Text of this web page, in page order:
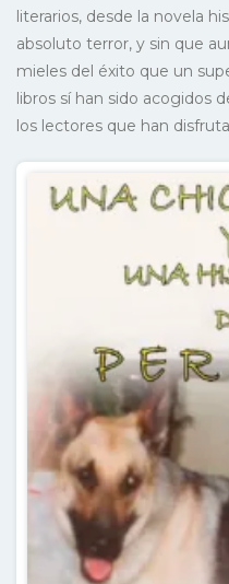
literarios, desde la novela
absoluto terror, y sin que
mieles del éxito que un
libros sí han sido acogidos
los lectores que han